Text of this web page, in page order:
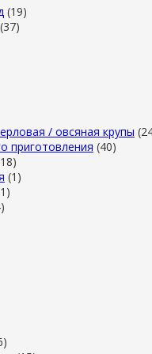
(19)
(37)
/ овсяная крупы
приготовления (40)
(1)